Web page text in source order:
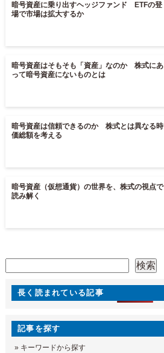
暗号資産に乗り出すヘッジファンド ETFの登
場で市場は拡大するか
暗号資産はそもそも「資産」なのか 株式にあ
って暗号資産にないものとは
暗号資産は信頼できるのか 株式とは異なる時
価総額を考える
暗号資産（仮想通貨）の世界を、株式の視点で
読み解く
検索
長く読まれている記事
記事を探す
» キーワードから探す